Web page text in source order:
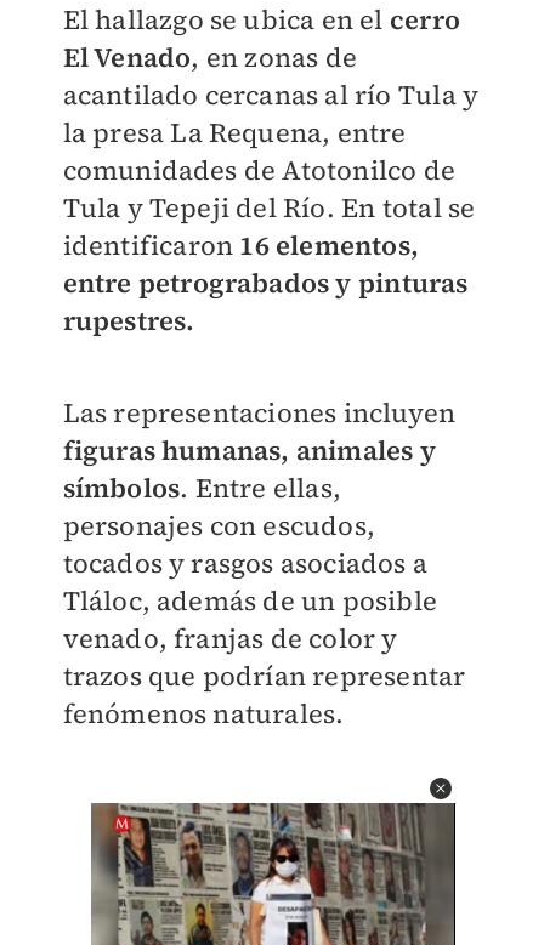
El hallazgo se ubica en el cerro
El Venado, en zonas de
acantilado cercanas al río Tula y
la presa La Requena, entre
comunidades de Atotonilco de
Tula y Tepeji del Río. En total se
identificaron 16 elementos,
entre petrograbados y pinturas
rupestres.
Las representaciones incluyen
figuras humanas, animales y
símbolos. Entre ellas,
personajes con escudos,
tocados y rasgos asociados a
Tláloc, además de un posible
venado, franjas de color y
trazos que podrían representar
fenómenos naturales.